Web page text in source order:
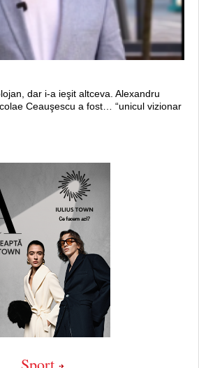
dar i-a ieşit altceva. Alexandru
Ceauşescu a fost… “unicul vizionar
Sport